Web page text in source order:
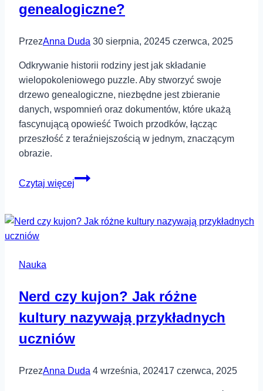
genealogiczne?
PrzezAnna Duda 30 sierpnia, 20245 czerwca, 2025
Odkrywanie historii rodziny jest jak składanie
wielopokoleniowego puzzle. Aby stworzyć swoje
drzewo genealogiczne, niezbędne jest zbieranie
danych, wspomnień oraz dokumentów, które ukażą
fascynującą opowieść Twoich przodków, łącząc
przeszłość z teraźniejszością w jednym, znaczącym
obrazie.
Czytaj więcej
Jak
genealogiczne?
Nauka
Nerd czy kujon? Jak różne
kultury nazywają przykładnych
uczniów
PrzezAnna Duda 4 września, 202417 czerwca, 2025